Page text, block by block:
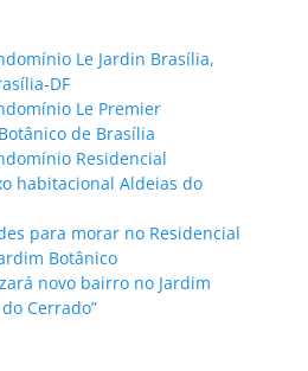
Le Jardin Brasília,
DF
Le Premier
de Brasília
Residencial
habitacional Aldeias do
para morar no Residencial
Botânico
novo bairro no Jardim
Cerrado”